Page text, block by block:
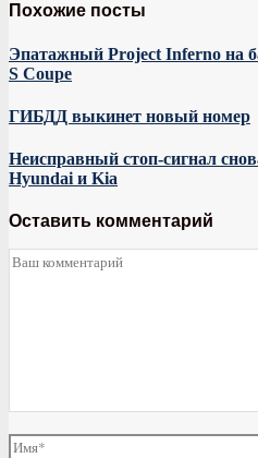
Похожие посты
Эпатажный Project Inferno на
S Coupe
ГИБДД выкинет новый номер
Неисправный стоп-сигнал
Hyundai и Kia
Оставить комментарий